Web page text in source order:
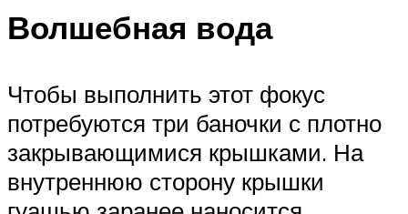
Волшебная вода
Чтобы выполнить этот фокус
потребуются три баночки с плотно
закрывающимися крышками. На
внутреннюю сторону крышки